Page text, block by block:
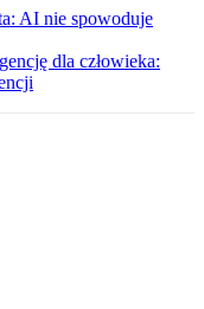
AI nie spowoduje
dla człowieka: